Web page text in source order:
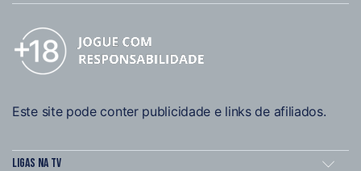
Este site pode conter publicidade e links de afiliados.
Ligas na TV